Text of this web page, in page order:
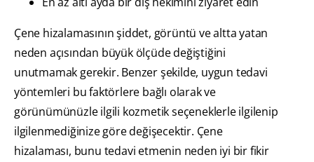
Çene hizalamasının şiddet, görüntü ve altta yatan
neden açısından büyük ölçüde değiştiğini
unutmamak gerekir. Benzer şekilde, uygun tedavi
yöntemleri bu faktörlere bağlı olarak ve
görünümünüzle ilgili kozmetik seçeneklerle ilgilenip
ilgilenmediğinize göre değişecektir. Çene
hizalaması, bunu tedavi etmenin neden iyi bir fikir